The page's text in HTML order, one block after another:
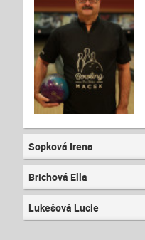
Sopková Irena
Brichová Ella
Lukešová Lucie